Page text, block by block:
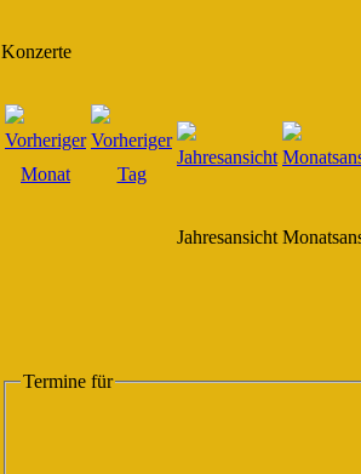
Konzerte
Jahresansicht
Termine für